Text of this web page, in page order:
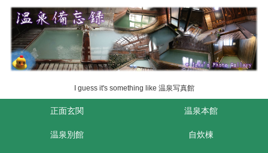
I guess it's something like 温泉写真館
正面玄関 温泉本館
温泉別館 自炊棟